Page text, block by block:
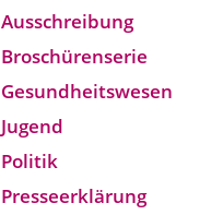
Ausschreibung
Broschürenserie
Gesund­heits­wesen
Jugend
Politik
Presseerklärung